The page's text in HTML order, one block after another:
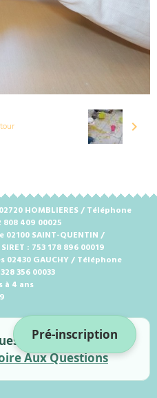
Pré-inscription
HOMBLIERES / Téléphone
808 409 00025
SAINT-QUENTIN /
: 753 178 896 00019
GAUCHY / Téléphone
356 00033
à 4 ans
?
Aux Questions